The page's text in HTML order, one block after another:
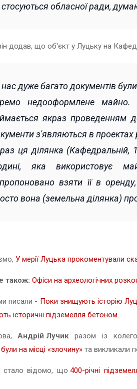
стосуються обласної ради,
додав, що об'єкт у Луцьку на
нас дуже багато документів
недооформлене майно.
якраз проведенням
з'являються в проектах
ця ділянка
яка використовує
взяти її в
вона (земельна ділянка)
У мерії Луцька прокоментували
також: Офіси на археологічних
писали - Поки знищують історію
історичні підземелля бетоном.
Андрій Лучикразом із
були на місці «злочину» та викликали
стало відомо, що 400-річні